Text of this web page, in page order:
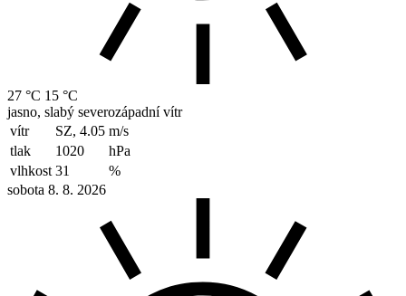
27 °C 15 °C
jasno, slabý severozápadní vítr
vítr
SZ, 4.05 m/s
tlak
1020
hPa
vlhkost 31
%
sobota 8. 8. 2026